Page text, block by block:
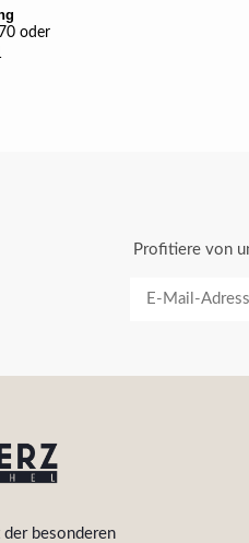
oder
Profitiere von
besonderen